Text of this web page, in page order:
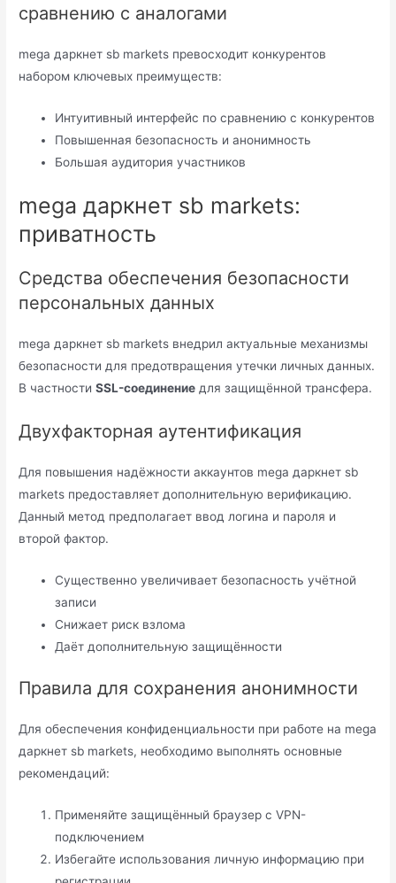
сравнению с аналогами
mega даркнет sb markets превосходит конкурентов
набором ключевых преимуществ:
Интуитивный интерфейс по сравнению с конкурентов
Повышенная безопасность и анонимность
Большая аудитория участников
mega даркнет sb markets:
приватность
Средства обеспечения безопасности
персональных данных
mega даркнет sb markets внедрил актуальные механизмы
безопасности для предотвращения утечки личных данных.
В частностиSSL-соединение для защищённой трансфера.
Двухфакторная аутентификация
Для повышения надёжности аккаунтов mega даркнет sb
markets предоставляет дополнительную верификацию.
Данный метод предполагает ввод логина и пароля и
второй фактор.
Существенно увеличивает безопасность учётной
записи
Снижает риск взлома
Даёт дополнительную защищённости
Правила для сохранения анонимности
Для обеспечения конфиденциальности при работе на mega
даркнет sb markets, необходимо выполнять основные
рекомендаций:
Применяйте защищённый браузер с VPN-
подключением
Избегайте использования личную информацию при